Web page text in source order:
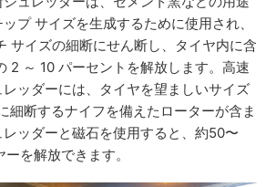
プ サイズを生成するために使用され、
サイズの細断にせん断し、タイヤ内に含
2 ～ 10 パーセントを解放します。高速
ッダーには、タイヤを望ましいサイズ
細断するナイフを備えたローターが含ま
ッダーと磁石を使用すると、約50〜
を解放できます。